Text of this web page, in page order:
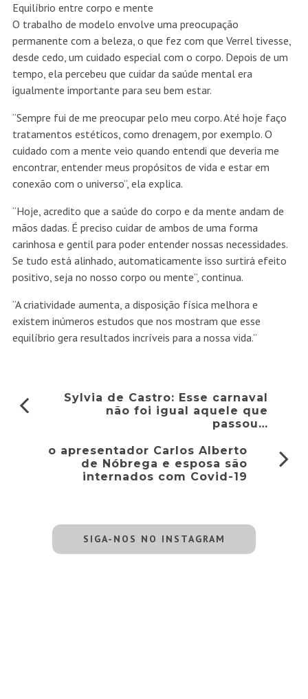
Equilíbrio entre corpo e mente
O trabalho de modelo envolve uma preocupação
permanente com a beleza, o que fez com que Verrel tivesse,
desde cedo, um cuidado especial com o corpo. Depois de um
tempo, ela percebeu que cuidar da saúde mental era
igualmente importante para seu bem estar.
“Sempre fui de me preocupar pelo meu corpo. Até hoje faço
tratamentos estéticos, como drenagem, por exemplo. O
cuidado com a mente veio quando entendi que deveria me
encontrar, entender meus propósitos de vida e estar em
conexão com o universo”, ela explica.
“Hoje, acredito que a saúde do corpo e da mente andam de
mãos dadas. É preciso cuidar de ambos de uma forma
carinhosa e gentil para poder entender nossas necessidades.
Se tudo está alinhado, automaticamente isso surtirá efeito
positivo, seja no nosso corpo ou mente”, continua.
“A criatividade aumenta, a disposição física melhora e
existem inúmeros estudos que nos mostram que esse
equilíbrio gera resultados incríveis para a nossa vida.”
Sylvia de Castro: Esse carnaval
não foi igual aquele que
passou…
o apresentador Carlos Alberto
de Nóbrega e esposa são
internados com Covid-19
SIGA-NOS NO INSTAGRAM